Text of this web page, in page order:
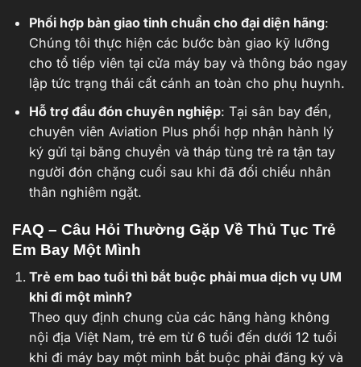
Phối hợp bàn giao tinh chuẩn cho đại diện hãng:
Chúng tôi thực hiện các bước bàn giao kỹ lưỡng
cho tổ tiếp viên tại cửa máy bay và thông báo ngay
lập tức trạng thái cất cánh an toàn cho phụ huynh.
Hỗ trợ đầu đón chuyên nghiệp: Tại sân bay đến,
chuyên viên Aviation Plus phối hợp nhận hành lý
ký gửi tại băng chuyền và tháp tùng trẻ ra tận tay
người đón chặng cuối sau khi đã đối chiếu nhân
thân nghiêm ngặt.
FAQ – Câu Hỏi Thường Gặp Về Thủ Tục Trẻ
Em Bay Một Mình
Trẻ em bao tuổi thì bắt buộc phải mua dịch vụ UM
khi đi một mình?
Theo quy định chung của các hãng hàng không
nội địa Việt Nam, trẻ em từ 6 tuổi đến dưới 12 tuổi
khi đi máy bay một mình bắt buộc phải đăng ký và